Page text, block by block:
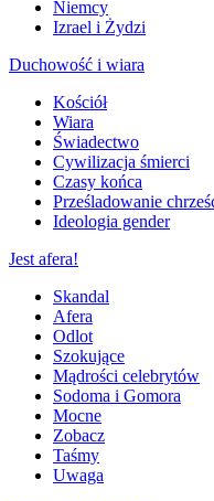
Niemcy
Izrael i Żydzi
Duchowość i wiara
Kościół
Wiara
Świadectwo
Cywilizacja śmierci
Czasy końca
Prześladowanie
Ideologia gender
Jest afera!
Skandal
Afera
Odlot
Szokujące
Mądrości celebrytów
Sodoma i Gomora
Mocne
Zobacz
Taśmy
Uwaga